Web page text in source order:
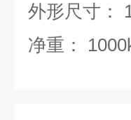
外形尺寸：
净重：